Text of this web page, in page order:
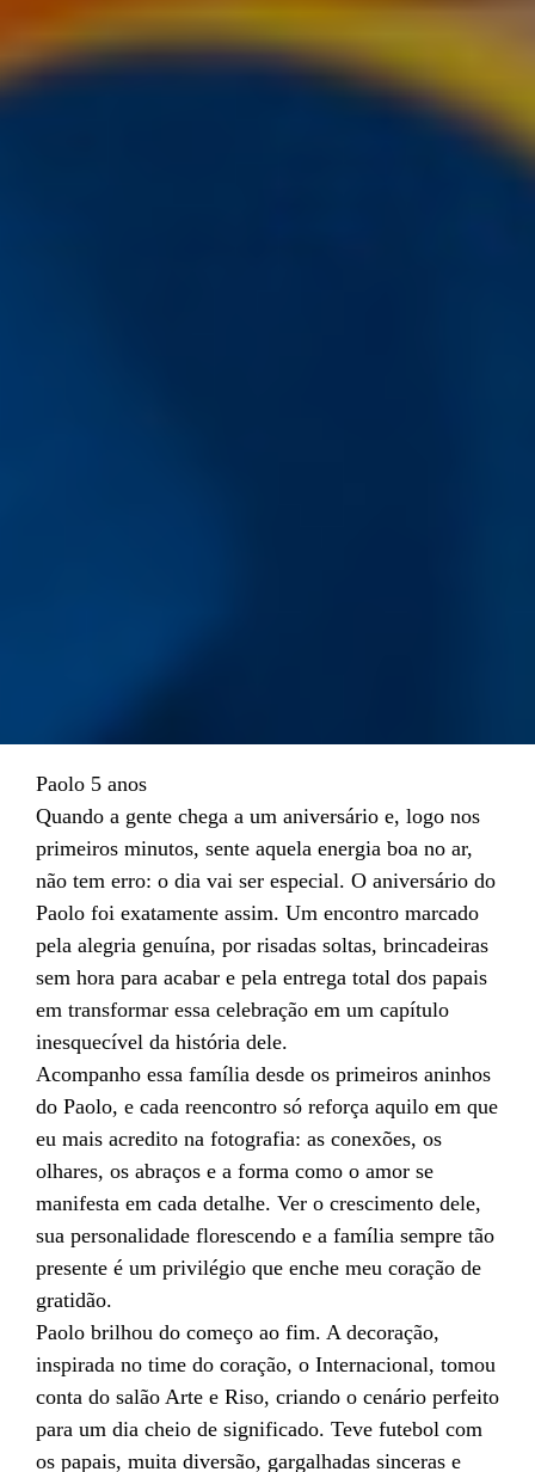
Paolo 5 anos
Quando a gente chega a um aniversário e, logo nos
primeiros minutos, sente aquela energia boa no ar,
não tem erro: o dia vai ser especial. O aniversário do
Paolo foi exatamente assim. Um encontro marcado
pela alegria genuína, por risadas soltas, brincadeiras
sem hora para acabar e pela entrega total dos papais
em transformar essa celebração em um capítulo
inesquecível da história dele.
Acompanho essa família desde os primeiros aninhos
do Paolo, e cada reencontro só reforça aquilo em que
eu mais acredito na fotografia: as conexões, os
olhares, os abraços e a forma como o amor se
manifesta em cada detalhe. Ver o crescimento dele,
sua personalidade florescendo e a família sempre tão
presente é um privilégio que enche meu coração de
gratidão.
Paolo brilhou do começo ao fim. A decoração,
inspirada no time do coração, o Internacional, tomou
conta do salão Arte e Riso, criando o cenário perfeito
para um dia cheio de significado. Teve futebol com
os papais, muita diversão, gargalhadas sinceras e